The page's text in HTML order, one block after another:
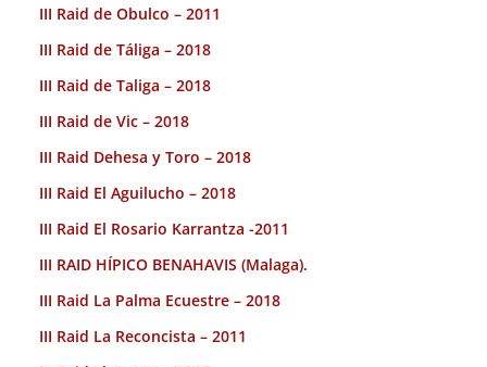
III Raid de Obulco – 2011
III Raid de Táliga – 2018
III Raid de Taliga – 2018
III Raid de Vic – 2018
III Raid Dehesa y Toro – 2018
III Raid El Aguilucho – 2018
III Raid El Rosario Karrantza -2011
III RAID HÍPICO BENAHAVIS (Malaga).
III Raid La Palma Ecuestre – 2018
III Raid La Reconcista – 2011